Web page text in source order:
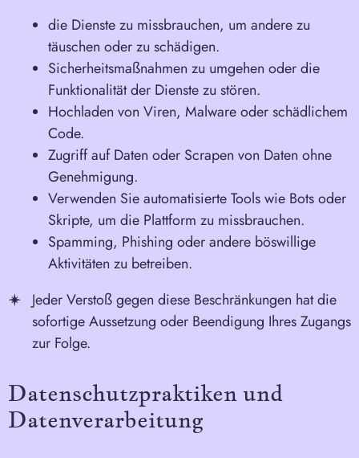
die Dienste zu missbrauchen, um andere zu
täuschen oder zu schädigen.
Sicherheitsmaßnahmen zu umgehen oder die
Funktionalität der Dienste zu stören.
Hochladen von Viren, Malware oder schädlichem
Code.
Zugriff auf Daten oder Scrapen von Daten ohne
Genehmigung.
Verwenden Sie automatisierte Tools wie Bots oder
Skripte, um die Plattform zu missbrauchen.
Spamming, Phishing oder andere böswillige
Aktivitäten zu betreiben.
Jeder Verstoß gegen diese Beschränkungen hat die
sofortige Aussetzung oder Beendigung Ihres Zugangs
zur Folge.
Datenschutzpraktiken und
Datenverarbeitung